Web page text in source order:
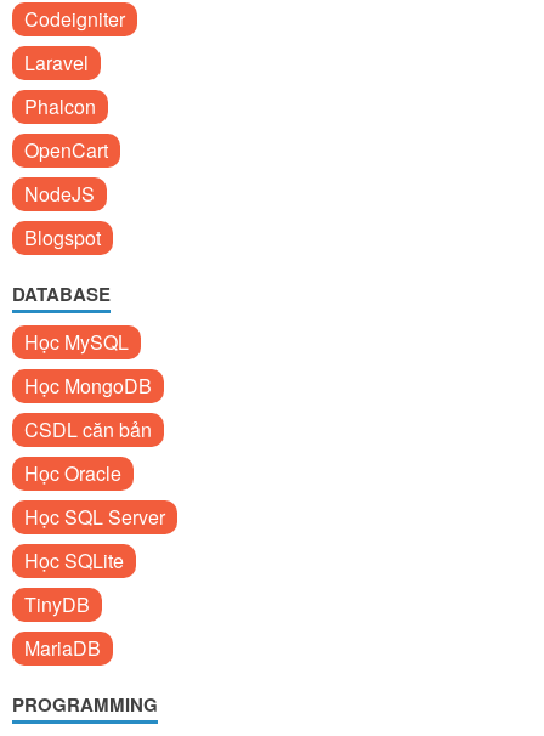
Codeigniter
Laravel
Phalcon
OpenCart
NodeJS
Blogspot
DATABASE
Học MySQL
Học MongoDB
CSDL căn bản
Học Oracle
Học SQL Server
Học SQLite
TinyDB
MariaDB
PROGRAMMING